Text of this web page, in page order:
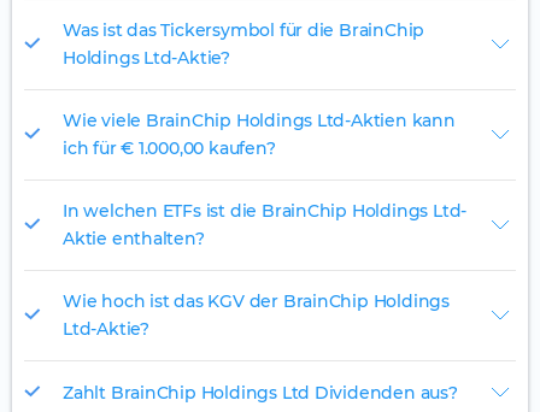
Was ist das Tickersymbol für die BrainChip
Holdings Ltd-Aktie?
Wie viele BrainChip Holdings Ltd-Aktien kann
ich für € 1.000,00 kaufen?
In welchen ETFs ist die BrainChip Holdings Ltd-
Aktie enthalten?
Wie hoch ist das KGV der BrainChip Holdings
Ltd-Aktie?
Zahlt BrainChip Holdings Ltd Dividenden aus?